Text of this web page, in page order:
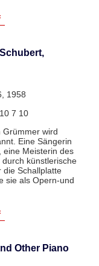
1958
10 7 10
Grümmer wird
Eine Sängerin
eine Meisterin des
künstlerische
die Schallplatte
sie als Opern-und
Other Piano